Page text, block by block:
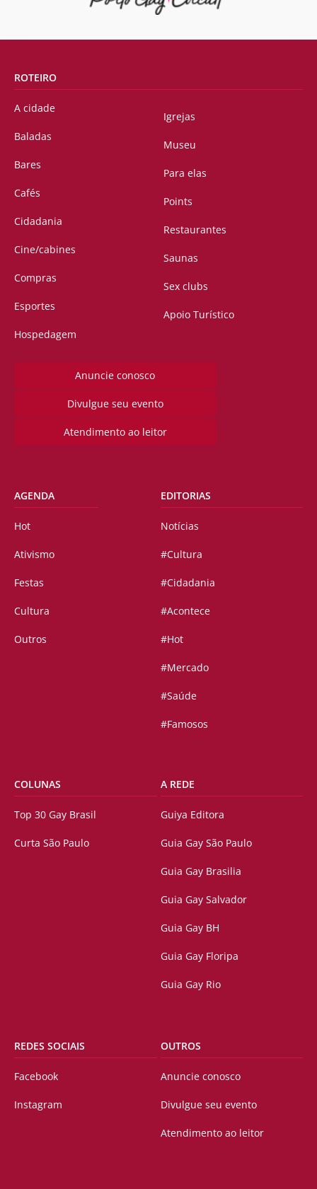
ROTEIRO
A cidade
Baladas
Bares
Cafés
Cidadania
Cine/cabines
Compras
Esportes
Hospedagem
Igrejas
Museu
Para elas
Points
Restaurantes
Saunas
Sex clubs
Apoio Turístico
Anuncie conosco
Divulgue seu evento
Atendimento ao leitor
AGENDA
Hot
Ativismo
Festas
Cultura
Outros
EDITORIAS
Notícias
#Cultura
#Cidadania
#Acontece
#Hot
#Mercado
#Saúde
#Famosos
COLUNAS
Top 30 Gay Brasil
Curta São Paulo
A REDE
Guiya Editora
Guia Gay São Paulo
Guia Gay Brasilia
Guia Gay Salvador
Guia Gay BH
Guia Gay Floripa
Guia Gay Rio
REDES SOCIAIS
Facebook
Instagram
OUTROS
Anuncie conosco
Divulgue seu evento
Atendimento ao leitor